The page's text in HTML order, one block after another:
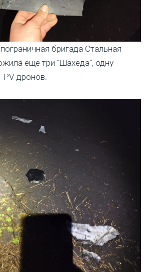
бригада Стальная
еще три "Шахеда", одну
дронов.